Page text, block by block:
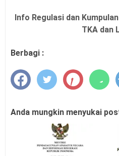
Info Regulasi dan
TKA dan
Berbagi :
Anda mungkin menyukai